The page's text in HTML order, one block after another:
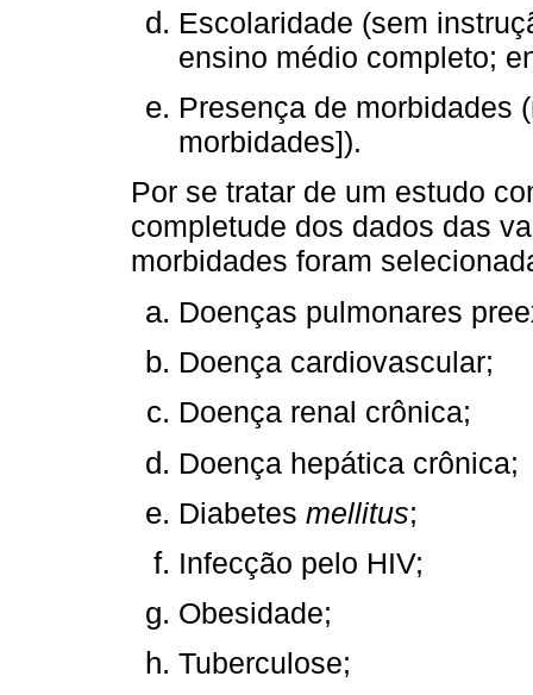
Escolaridade (sem
ensino médio completo;
Presença de morbidades
morbidades]).
Por se tratar de um estudo
completude dos dados das
morbidades foram
Doenças pulmonares
Doença cardiovascular;
Doença renal crônica;
Doença hepática crônica;
Diabetes mellitus;
Infecção pelo HIV;
Obesidade;
Tuberculose;